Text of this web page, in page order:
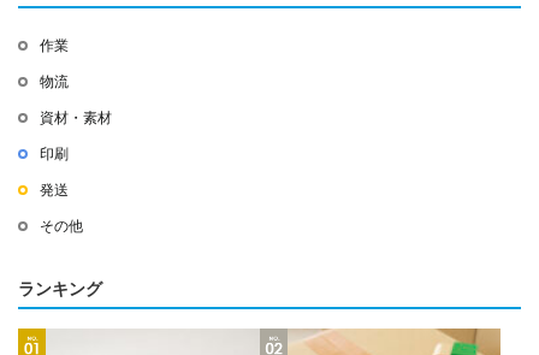
作業
物流
資材・素材
印刷
発送
その他
ランキング